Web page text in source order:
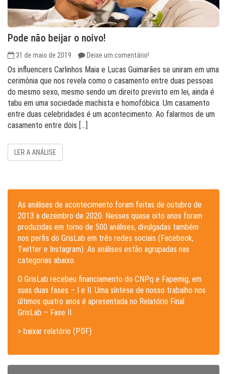
Pode não beijar o noivo!
31 de maio de 2019 Deixe um comentário!
Os influencers Carlinhos Maia e Lucas Guimarães se uniram em uma
cerimônia que nos revela como o casamento entre duas pessoas
do mesmo sexo, mesmo sendo um direito previsto em lei, ainda é
tabu em uma sociedade machista e homofóbica. Um casamento
entre duas celebridades é um acontecimento. Ao falarmos de um
casamento entre dois […]
LER A ANÁLISE
As análises de acontecimento foram feitas de outubro de
2013 a dezembro de 2020. Nesses quase oito anos foram
produzidas em torno de 500 análises, divulgadas também
nos perfis do GrisLab em três redes sociais (Facebook,
Twitter e Instagram). As análises estão agrupadas nas
categorias abaixo.
O GrisLab recebeu financiamento do CNPq e Fapemig, em
suas duas fases – I e II. Uma síntese de nosso trabalho nos
últimos quatro anos é apresentada no Relatório Final
GrisLab – Fase II.
> baixar relatório (PDF)